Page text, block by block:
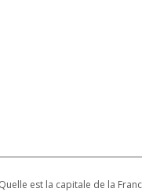
Quelle est la capitale de la